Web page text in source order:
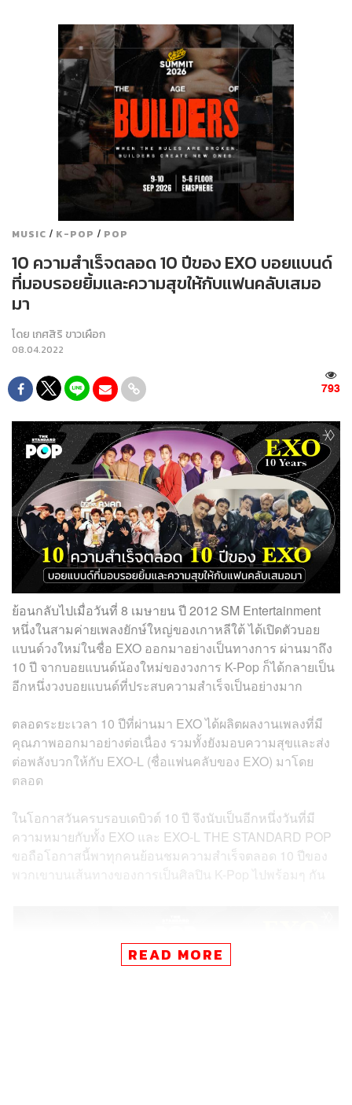
MUSIC / K-POP / POP
10 ความสำเร็จตลอด 10 ปีของ EXO บอยแบนด์
ที่มอบรอยยิ้มและความสุขให้กับแฟนคลับเสมอ
มา
โดย เกศสิริ ขาวเผือก
08.04.2022
793
ย้อนกลับไปเมื่อวันที่ 8 เมษายน ปี 2012 SM Entertainment
หนึ่งในสามค่ายเพลงยักษ์ใหญ่ของเกาหลีใต้ ได้เปิดตัวบอย
แบนด์วงใหม่ในชื่อ EXO ออกมาอย่างเป็นทางการ ผ่านมาถึง
10 ปี จากบอยแบนด์น้องใหม่ของวงการ K-Pop ก็ได้กลายเป็น
อีกหนึ่งวงบอยแบนด์ที่ประสบความสำเร็จเป็นอย่างมาก
ตลอดระยะเวลา 10 ปีที่ผ่านมา EXO ได้ผลิตผลงานเพลงที่มี
คุณภาพออกมาอย่างต่อเนื่อง รวมทั้งยังมอบความสุขและส่ง
ต่อพลังบวกให้กับ EXO-L (ชื่อแฟนคลับของ EXO) มาโดย
ตลอด
ในโอกาสวันครบรอบเดบิวต์ 10 ปี จึงนับเป็นอีกหนึ่งวันที่มี
ความหมายกับทั้ง EXO และ EXO-L THE STANDARD POP
ขอถือโอกาสนี้พาทุกคนย้อนชมความสำเร็จตลอด 10 ปีของ
พวกเขาบนเส้นทางของการเป็นศิลปิน K-Pop ไปพร้อมๆ กัน
READ MORE